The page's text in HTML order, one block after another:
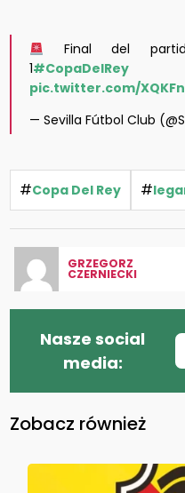
Final del
1#CopaDelRey
pic.twitter.com/
— Sevilla Fútbol Club
#Copa Del Rey #
GRZEGORZ
CZERNIECKI
Nasze social
media:
Zobacz również